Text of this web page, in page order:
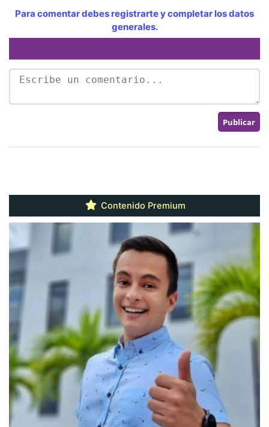
Para comentar debes registrarte y completar los datos
generales.
Contenido Premium